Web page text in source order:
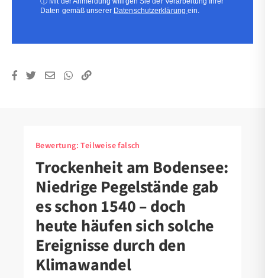
Daten gemäß unserer Datenschutzerklärungein.
Bewertung:Teilweise falsch
Trockenheit am Bodensee:
Niedrige Pegelstände gab
es schon 1540 – doch
heute häufen sich solche
Ereignisse durch den
Klimawandel